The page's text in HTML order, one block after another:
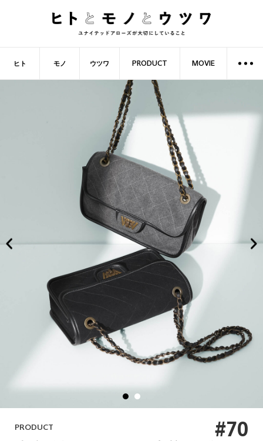
ヒト モノ ウツワ PRODUCT MOVIE
#70
PRODUCT